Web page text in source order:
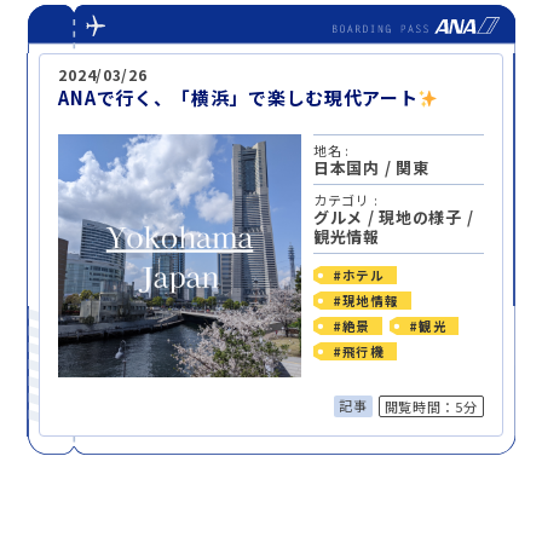
2024/03/26
ANAで行く、「横浜」で楽しむ現代アート
地名 :
日本国内 / 関東
カテゴリ :
グルメ /現地の様子 /
観光情報
#ホテル
#現地情報
#絶景
#観光
#飛行機
記事 閲覧時間：5分